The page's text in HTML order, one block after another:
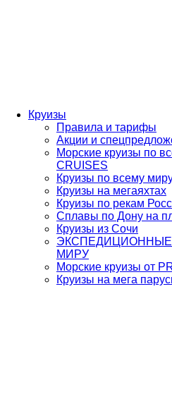
Круизы
Правила и тарифы
Акции и
Морские круизы по
CRUISES
Круизы по всему
Круизы на мегаяхтах
Круизы по рекам
Сплавы по Дону на
Круизы из Сочи
МИРУ
Морские круизы от
Круизы на мега